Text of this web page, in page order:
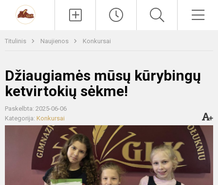
Titulinis Naujienos Konkursai
Džiaugiamės mūsų kūrybingų
ketvirtokių sėkme!
Paskelbta: 2025-06-06
Kategorija: Konkursai